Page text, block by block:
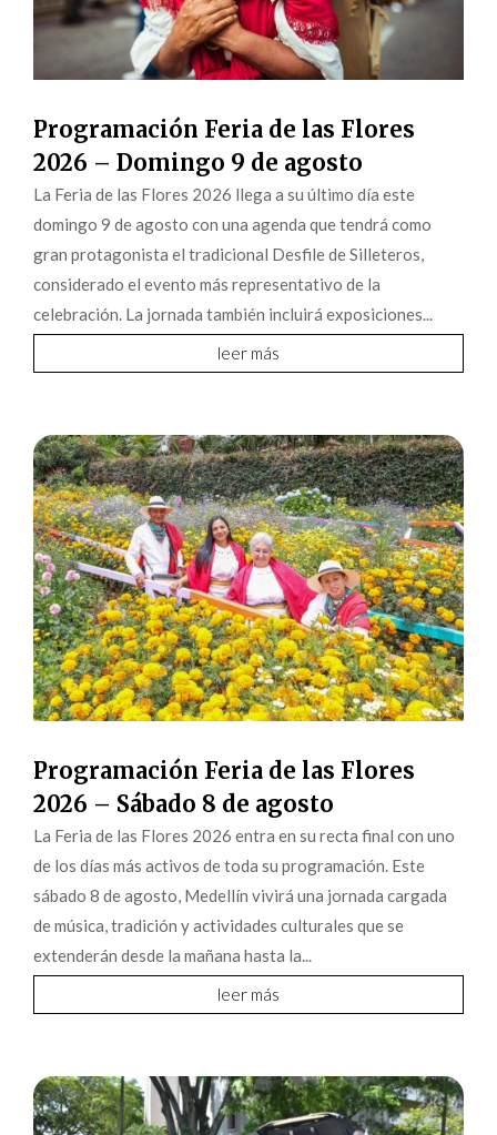
Programación Feria de las Flores
2026 – Domingo 9 de agosto
La Feria de las Flores 2026 llega a su último día este
domingo 9 de agosto con una agenda que tendrá como
gran protagonista el tradicional Desfile de Silleteros,
considerado el evento más representativo de la
celebración. La jornada también incluirá exposiciones...
leer más
Programación Feria de las Flores
2026 – Sábado 8 de agosto
La Feria de las Flores 2026 entra en su recta final con uno
de los días más activos de toda su programación. Este
sábado 8 de agosto, Medellín vivirá una jornada cargada
de música, tradición y actividades culturales que se
extenderán desde la mañana hasta la...
leer más